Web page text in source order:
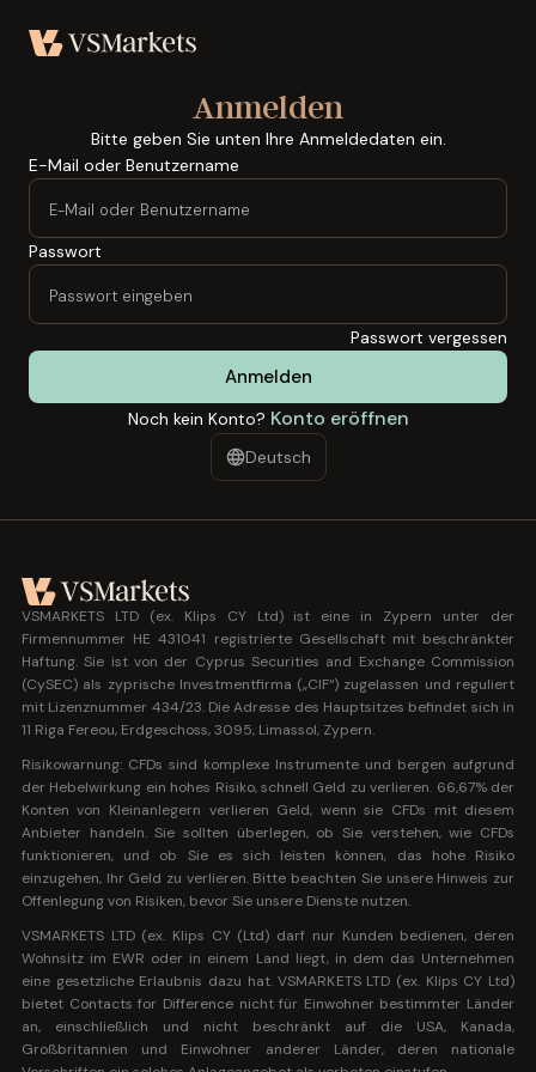
Anmelden
Bitte geben Sie unten Ihre Anmeldedaten ein.
E-Mail oder Benutzername
Passwort
Passwort vergessen
Anmelden
Noch kein Konto? Konto eröffnen
Deutsch
VSMARKETS LTD (ex. Klips CY Ltd) ist eine in Zypern unter der
Firmennummer HE 431041 registrierte Gesellschaft mit beschränkter
Haftung. Sie ist von der Cyprus Securities and Exchange Commission
(CySEC) als zyprische Investmentfirma („CIF“) zugelassen und reguliert
mit Lizenznummer 434/23. Die Adresse des Hauptsitzes befindet sich in
11 Riga Fereou, Erdgeschoss, 3095, Limassol, Zypern.
Risikowarnung: CFDs sind komplexe Instrumente und bergen aufgrund
der Hebelwirkung ein hohes Risiko, schnell Geld zu verlieren. 66,67% der
Konten von Kleinanlegern verlieren Geld, wenn sie CFDs mit diesem
Anbieter handeln. Sie sollten überlegen, ob Sie verstehen, wie CFDs
funktionieren, und ob Sie es sich leisten können, das hohe Risiko
einzugehen, Ihr Geld zu verlieren. Bitte beachten Sie unsere Hinweis zur
Offenlegung von Risiken, bevor Sie unsere Dienste nutzen.
VSMARKETS LTD (ex. Klips CY (Ltd) darf nur Kunden bedienen, deren
Wohnsitz im EWR oder in einem Land liegt, in dem das Unternehmen
eine gesetzliche Erlaubnis dazu hat. VSMARKETS LTD (ex. Klips CY Ltd)
bietet Contacts for Difference nicht für Einwohner bestimmter Länder
an, einschließlich und nicht beschränkt auf die USA, Kanada,
Großbritannien und Einwohner anderer Länder, deren nationale